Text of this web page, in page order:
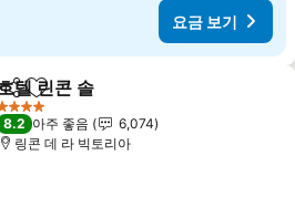
요금 보기
유 즐겨찾기에 추가
텔 린콘 솔
성급
8.2 아주 좋음
6,074
링콘 데 라 빅토리아